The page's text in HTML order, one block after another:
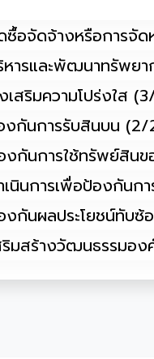
ซื้อจัดจ้างหรือการจั
ารและพัฒนาทรัพย
สริมความโปร่งใส
งกันการรับสินบน (2/
กันการใช้ทรัพย์สินข
นินการเพื่อป้องกันก
กันผลประโยชน์ทับซ้
ริมสร้างวัฒนธรรมอ